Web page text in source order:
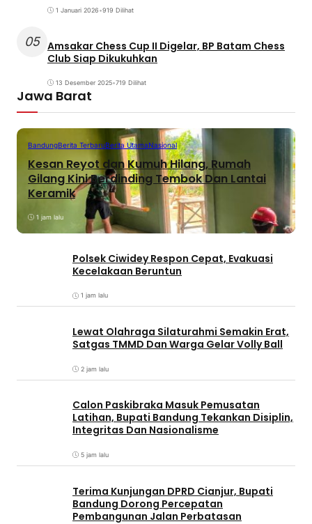
1 Januari 2026•919 Dilihat
05 Amsakar Chess Cup II Digelar, BP Batam Chess
Club Siap Dikukuhkan
13 Desember 2025•719 Dilihat
Jawa Barat
BandungBerita TerbaruBerita UtamaNasional
Kesan Reyot dan Kumuh Hilang, Rumah
Gilang Kini Berdinding Tembok Dan Lantai
Keramik
1 jam lalu
Polsek Ciwidey Respon Cepat, Evakuasi
Kecelakaan Beruntun
1 jam lalu
Lewat Olahraga Silaturahmi Semakin Erat,
Satgas TMMD Dan Warga Gelar Volly Ball
2 jam lalu
Calon Paskibraka Masuk Pemusatan
Latihan, Bupati Bandung Tekankan Disiplin,
Integritas Dan Nasionalisme
5 jam lalu
Terima Kunjungan DPRD Cianjur, Bupati
Bandung Dorong Percepatan
Pembangunan Jalan Perbatasan